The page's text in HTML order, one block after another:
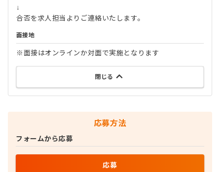
↓
合否を求人担当よりご連絡いたします。
面接地
※面接はオンラインか対面で実施となります
閉じる
応募方法
フォームから応募
応募